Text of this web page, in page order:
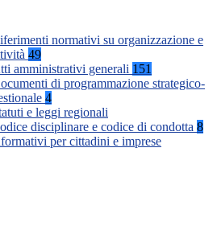
normativi su organizzazione e
49
amministrativi generali 151
di programmazione strategico-
4
e leggi regionali
disciplinare e codice di condotta 8
per cittadini e imprese